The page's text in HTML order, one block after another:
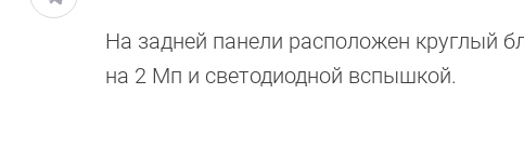
На задней панели расположен круглый
на 2 Мп и светодиодной вспышкой.